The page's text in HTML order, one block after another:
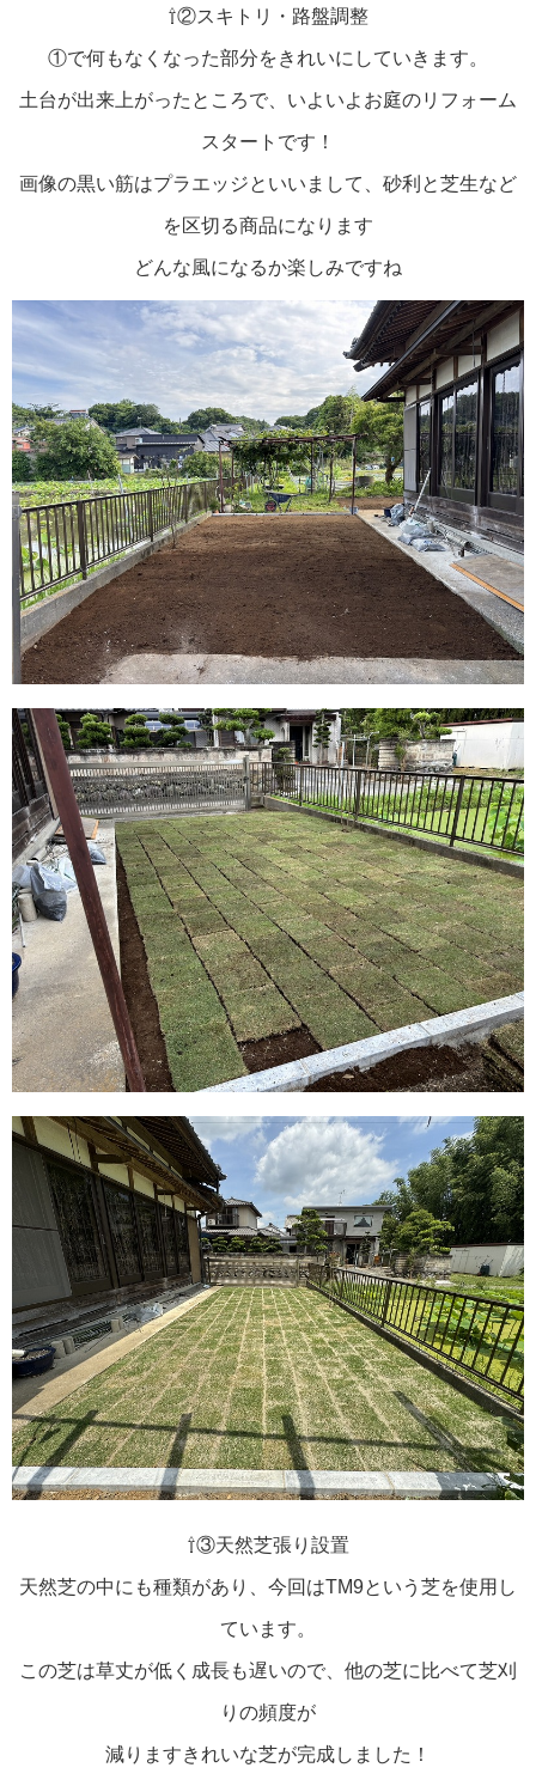
⇧②スキトリ・路盤調整
①で何もなくなった部分をきれいにしていきます。
土台が出来上がったところで、いよいよお庭のリフォーム
スタートです！
画像の黒い筋はプラエッジといいまして、砂利と芝生など
を区切る商品になります
どんな風になるか楽しみですね
⇧③天然芝張り設置
天然芝の中にも種類があり、今回はTM9という芝を使用し
ています。
この芝は草丈が低く成長も遅いので、他の芝に比べて芝刈
りの頻度が
減りますきれいな芝が完成しました！